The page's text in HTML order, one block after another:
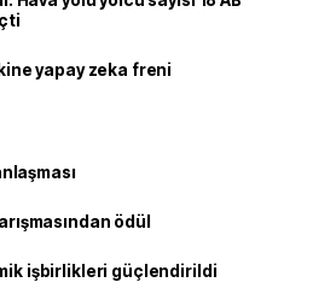
yapay zeka freni
ödül
işbirlikleri güçlendirildi